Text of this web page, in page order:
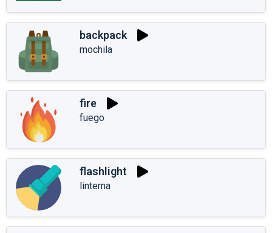
backpack
mochila
fire
fuego
flashlight
linterna